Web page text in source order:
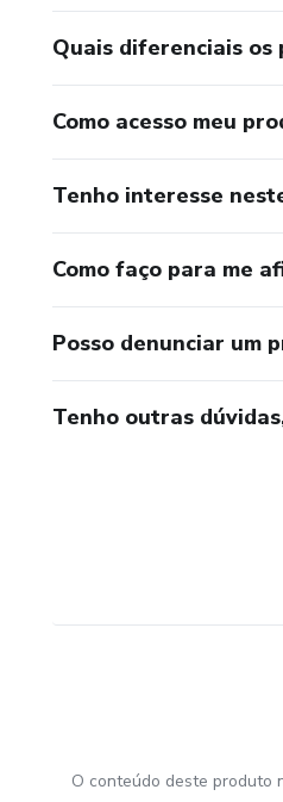
Quais diferenciais
Como acesso meu
Tenho interesse
Como faço para me
Posso denunciar um
Tenho outras
O conteúdo deste produto